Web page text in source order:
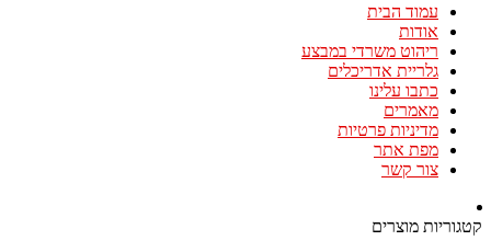
עמוד הבית
אודות
ריהוט משרדי במבצע
גלריית אדריכלים
כתבו עלינו
מאמרים
מדיניות פרטיות
מפת אתר
צור קשר
קטגוריות מוצרים